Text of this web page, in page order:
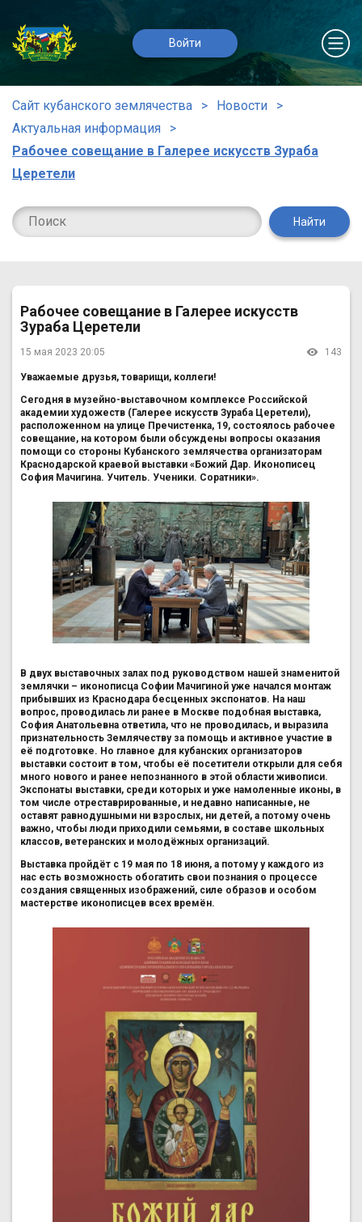
Войти
Сайт кубанского землячества
Новости
Актуальная информация
Рабочее совещание в Галерее искусств Зураба
Церетели
Найти
Рабочее совещание в Галерее искусств
Зураба Церетели
15 мая 2023 20:05 143
Уважаемые друзья, товарищи, коллеги!
Сегодня в музейно-выставочном комплексе Российской
академии художеств (Галерее искусств Зураба Церетели),
расположенном на улице Пречистенка, 19, состоялось рабочее
совещание, на котором были обсуждены вопросы оказания
помощи со стороны Кубанского землячества организаторам
Краснодарской краевой выставки «Божий Дар. Иконописец
София Мачигина. Учитель. Ученики. Соратники».
В двух выставочных залах под руководством нашей знаменитой
землячки – иконописца Софии Мачигиной уже начался монтаж
прибывших из Краснодара бесценных экспонатов. На наш
вопрос, проводилась ли ранее в Москве подобная выставка,
София Анатольевна ответила, что не проводилась, и выразила
признательность Землячеству за помощь и активное участие в
её подготовке. Но главное для кубанских организаторов
выставки состоит в том, чтобы её посетители открыли для себя
много нового и ранее непознанного в этой области живописи.
Экспонаты выставки, среди которых и уже намоленные иконы, в
том числе отреставрированные, и недавно написанные, не
оставят равнодушными ни взрослых, ни детей, а потому очень
важно, чтобы люди приходили семьями, в составе школьных
классов, ветеранских и молодёжных организаций.
Выставка пройдёт с 19 мая по 18 июня, а потому у каждого из
нас есть возможность обогатить свои познания о процессе
создания священных изображений, силе образов и особом
мастерстве иконописцев всех времён.